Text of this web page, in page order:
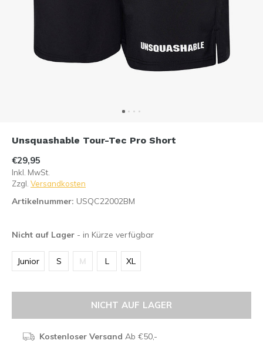
Unsquashable Tour-Tec Pro Short
€29,95
Inkl. MwSt.
Zzgl. Versandkosten
Artikelnummer: USQC22002BM
Nicht auf Lager - in Kürze verfügbar
Junior S M L XL
NICHT AUF LAGER
Kostenloser Versand Ab €50,-